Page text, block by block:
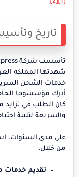
تاريخ
شهدتها المملكة
خدمات الشحن
أدرك مؤسسوها
كان الطلب في تزايد
والسريعة لتلبية
من خلال:
تقديم خدمات